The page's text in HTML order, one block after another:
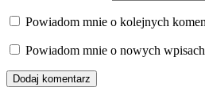
Powiadom mnie o kolejnych
Powiadom mnie o nowych